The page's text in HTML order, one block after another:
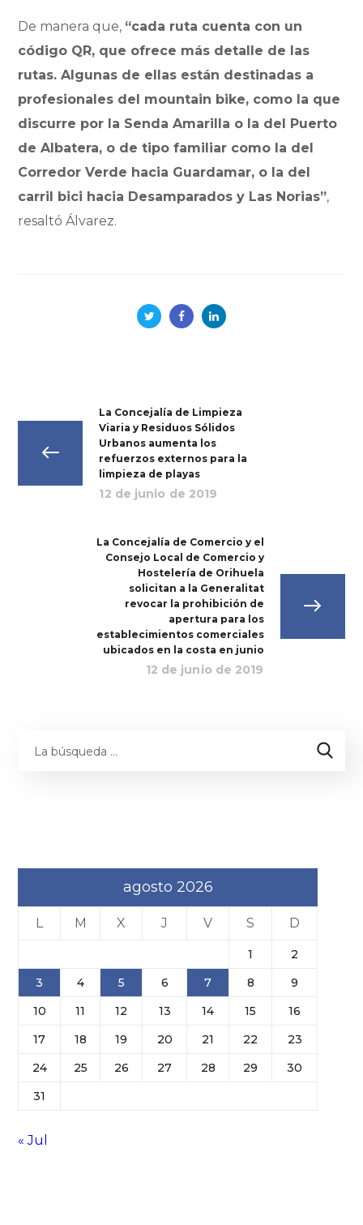
De manera que, “cada ruta cuenta con un
código QR, que ofrece más detalle de las
rutas. Algunas de ellas están destinadas a
profesionales del mountain bike, como la que
discurre por la Senda Amarilla o la del Puerto
de Albatera, o de tipo familiar como la del
Corredor Verde hacia Guardamar, o la del
carril bici hacia Desamparados y Las Norias”,
resaltó Álvarez.
La Concejalía de Limpieza
Viaria y Residuos Sólidos
Urbanos aumenta los
refuerzos externos para la
limpieza de playas
12 de junio de 2019
La Concejalía de Comercio y el
Consejo Local de Comercio y
Hostelería de Orihuela
solicitan a la Generalitat
revocar la prohibición de
apertura para los
establecimientos comerciales
ubicados en la costa en junio
12 de junio de 2019
agosto 2026
L M X J V S D
1
2
3
4 5 6 7 8
9
10
11 12 13 14 15
16
17
18 19 20 21 22
23
24
25 26 27 28 29
30
31
« Jul